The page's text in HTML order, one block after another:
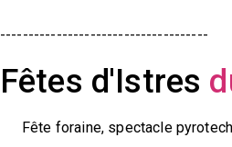
-------------------------------------
Fêtes d'Istres
Fête foraine, spectacle